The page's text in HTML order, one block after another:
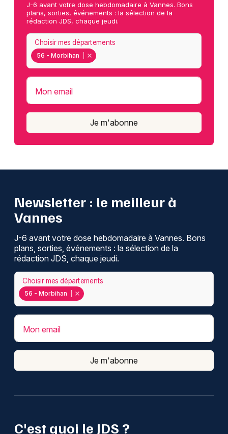
J-6 avant votre dose hebdomadaire à Vannes. Bons
plans, sorties, événements : la sélection de la
rédaction JDS, chaque jeudi.
56 - Morbihan
Choisir mes départements
Mon email
Je m'abonne
C'est quoi le JDS ?
Newsletter : le meilleur à
Vannes
J-6 avant votre dose hebdomadaire à Vannes. Bons
plans, sorties, événements : la sélection de la
rédaction JDS, chaque jeudi.
56 - Morbihan
Choisir mes départements
Mon email
Je m'abonne